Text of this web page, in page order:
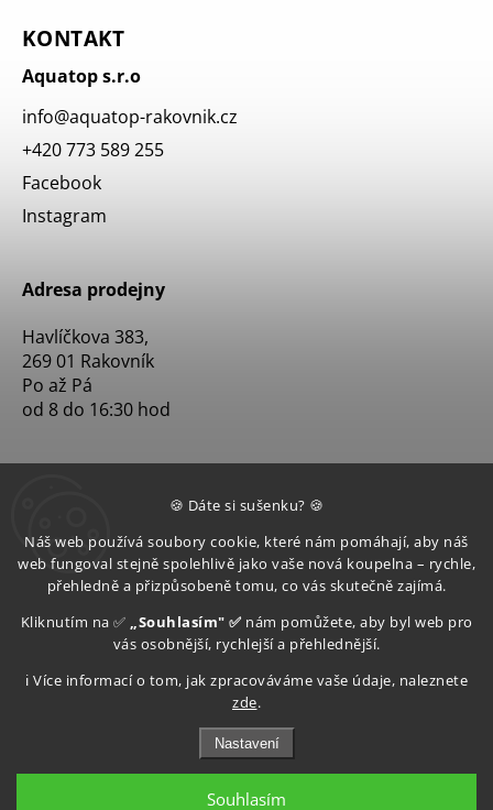
🍪 Dáte si sušenku? 🍪
Náš web používá soubory cookie, které nám pomáhají, aby náš
web fungoval stejně spolehlivě jako vaše nová koupelna – rychle,
přehledně a přizpůsobeně tomu, co vás skutečně zajímá.
Kliknutím na ✅ „Souhlasím" ✅ nám pomůžete, aby byl web pro
vás osobnější, rychlejší a přehlednější.
ℹ️ Více informací o tom, jak zpracováváme vaše údaje, naleznete
zde.
Nastavení
Souhlasím
KONTAKT
Aquatop s.r.o
info@aquatop-rakovnik.cz
+420 773 589 255
Facebook
Instagram
Adresa prodejny
Havlíčkova 383,
269 01 Rakovník
Po až Pá
od 8 do 16:30 hod